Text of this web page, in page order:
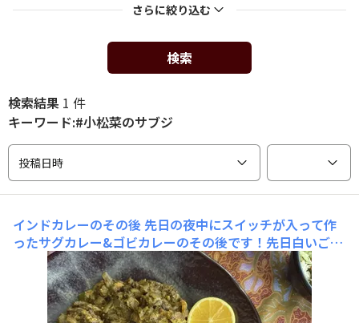
さらに絞り込む
検索
検索結果 1 件
キーワード:#小松菜のサブジ
投稿日時
インドカレーのその後 先日の夜中にスイッチが入って作
ったサグカレー&ゴビカレーのその後です！先日白いご飯
と合わせたら、ちょっと味が足りなくて今日のランチには
少し手間をプラスしてみたら..大正解😆✨プラスしたの
は、レモンライスと小松菜のサブジ久しぶりに休日の早起
きで頑張れました〜笑ほうれん草のグリーンはお鍋に投入